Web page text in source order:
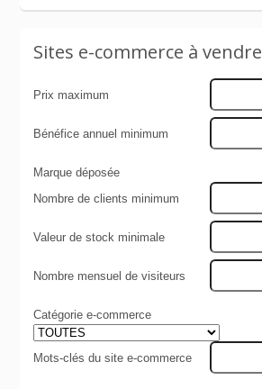
Sites e-commerce à vendre
Prix maximum
Bénéfice annuel minimum
Marque déposée
Nombre de clients minimum
Valeur de stock minimale
Nombre mensuel de visiteurs
Catégorie e-commerce
Mots-clés du site e-commerce